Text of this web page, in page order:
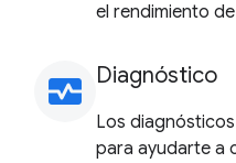
el rendimiento
monitor_heart Diagnóstico
Los
para ayudarte a